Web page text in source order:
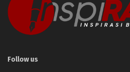
Follow us